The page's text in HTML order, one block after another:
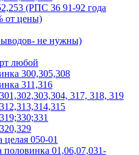
(РПС 36 91-92 года
от цены)
не нужны)
любой
300,305,308
311,316
317, 318, 319
050-01
половинка 01,06,07,031-